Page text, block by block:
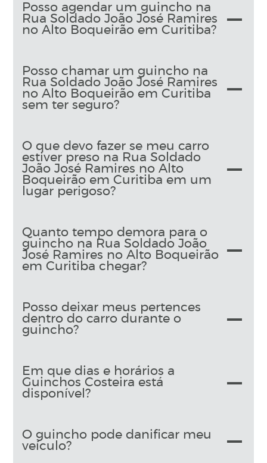
Posso agendar um guincho na
Rua Soldado João José Ramires
no Alto Boqueirão em Curitiba?
Posso chamar um guincho na
Rua Soldado João José Ramires
no Alto Boqueirão em Curitiba
sem ter seguro?
O que devo fazer se meu carro
estiver preso na Rua Soldado
João José Ramires no Alto
Boqueirão em Curitiba em um
lugar perigoso?
Quanto tempo demora para o
guincho na Rua Soldado João
José Ramires no Alto Boqueirão
em Curitiba chegar?
Posso deixar meus pertences
dentro do carro durante o
guincho?
Em que dias e horários a
Guinchos Costeira está
disponível?
O guincho pode danificar meu
veículo?